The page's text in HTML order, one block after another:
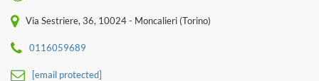
Via Sestriere, 36, 10024 - Moncalieri (Torino)
0116059689
[email protected]